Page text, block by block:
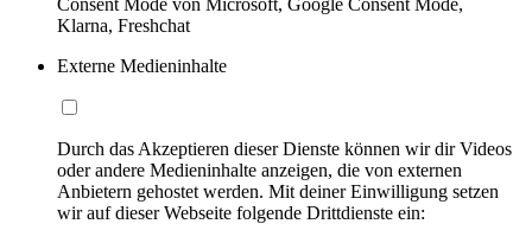
Klarna, Freshchat
Externe Medieninhalte
Durch das Akzeptieren dieser Dienste können wir dir Videos
oder andere Medieninhalte anzeigen, die von externen
Anbietern gehostet werden. Mit deiner Einwilligung setzen
wir auf dieser Webseite folgende Drittdienste ein: